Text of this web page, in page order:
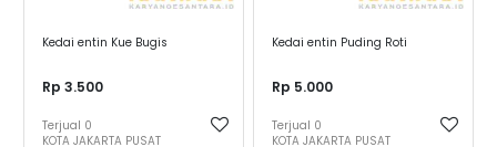
Kedai entin Kue Bugis
Rp 3.500
Terjual 0
KOTA JAKARTA PUSAT
Kedai entin Puding Roti
Rp 5.000
Terjual 0
KOTA JAKARTA PUSAT